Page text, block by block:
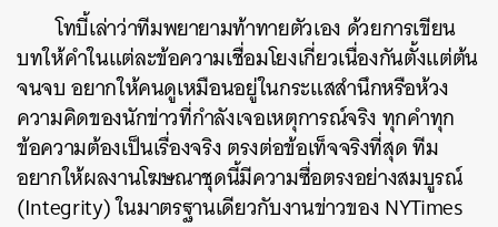
โทบี้เล่าว่าทีมพยายามท้าทายตัวเอง ด้วยการเขียน
บทให้คำในแต่ละข้อความเชื่อมโยงเกี่ยวเนื่องกันตั้งแต่ต้น
จนจบอยากให้คนดูเหมือนอยู่ในกระแสสำนึกหรือห้วง
ความคิดของนักข่าวที่กำลังเจอเหตุการณ์จริงทุกคำทุก
ข้อความต้องเป็นเรื่องจริงตรงต่อข้อเท็จจริงที่สุดทีม
อยากให้ผลงานโฆษณาชุดนี้มีความซื่อตรงอย่างสมบูรณ์
(Integrity)ในมาตรฐานเดียวกับงานข่าวของNYTimes